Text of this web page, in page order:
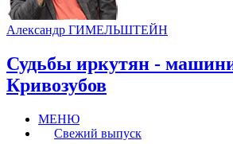
Александр ГИМЕЛЬШТЕЙН
Судьбы иркутян -
Кривозубов
МЕНЮ
Свежий выпуск